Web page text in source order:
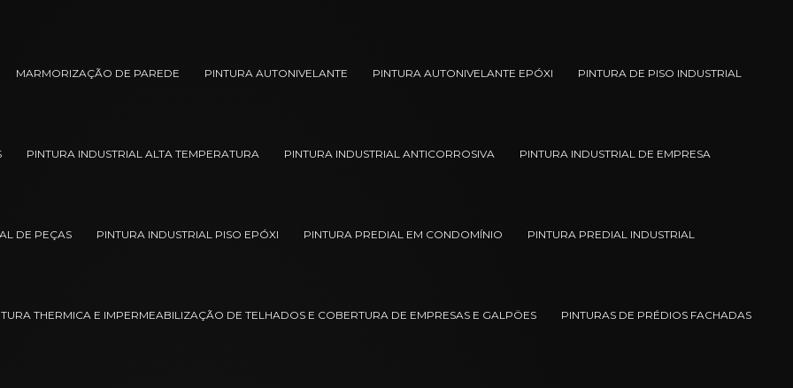
MARMORIZAÇÃO DE PAREDE PINTURA AUTONIVELANTE PINTURA AUTONIVELANTE EPÓXI PINTURA DE PISO INDUSTRIAL
PINTURA INDUSTRIAL ALTA TEMPERATURA PINTURA INDUSTRIAL ANTICORROSIVA PINTURA INDUSTRIAL DE EMPRESA
DE PEÇAS PINTURA INDUSTRIAL PISO EPÓXI PINTURA PREDIAL EM CONDOMÍNIO PINTURA PREDIAL INDUSTRIAL
THERMICA E IMPERMEABILIZAÇÃO DE TELHADOS E COBERTURA DE EMPRESAS E GALPÖES PINTURAS DE PRÉDIOS FACHADAS